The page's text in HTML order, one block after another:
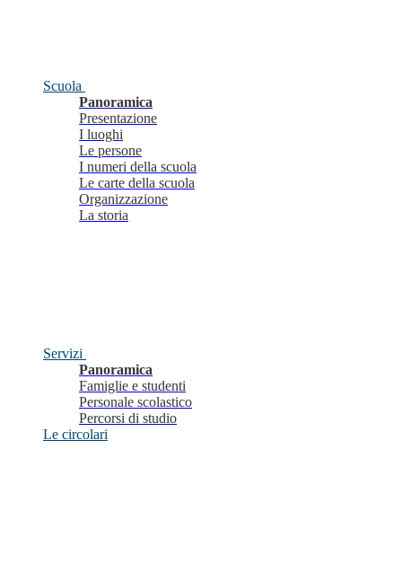
Scuola
Panoramica
Presentazione
I luoghi
Le persone
I numeri della scuola
Le carte della scuola
Organizzazione
La storia
Servizi
Panoramica
Famiglie e studenti
Personale scolastico
Percorsi di studio
Le circolari